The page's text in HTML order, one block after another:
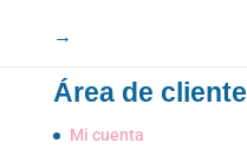
→
Área de cliente
Mi cuenta